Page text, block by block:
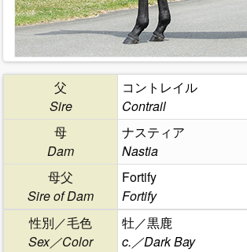
父
Sire
コントレイル
Contrail
母
Dam
ナスティア
Nastia
母父
Sire of Dam
Fortify
Fortify
性別／毛色
Sex／Color
牡／黒鹿
c.／Dark Bay